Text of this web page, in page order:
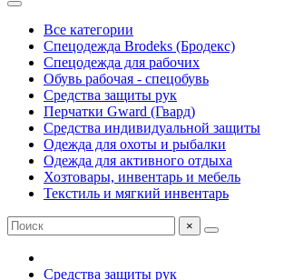
Все категории
Спецодежда Brodeks (Бродекс)
Спецодежда для рабочих
Обувь рабочая - спецобувь
Средства защиты рук
Перчатки Gward (Гвард)
Средства индивидуальной защиты
Одежда для охоты и рыбалки
Одежда для активного отдыха
Хозтовары, инвентарь и мебель
Текстиль и мягкий инвентарь
×
Средства защиты рук